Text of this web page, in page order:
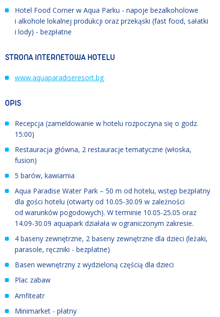
Hotel Food Corner w Aqua Parku - napoje bezalkoholowe
i alkohole lokalnej produkcji oraz przekąski (fast food, sałatki
i lody) - bezpłatne
STRONA INTERNETOWA HOTELU
www.aquaparadiseresort.bg
OPIS
Recepcja (zameldowanie w hotelu rozpoczyna się o godz.
15:00)
Restauracja główna, 2 restauracje tematyczne (włoska,
fusion)
5 barów, kawiarnia
Aqua Paradise Water Park – 50 m od hotelu, wstęp bezpłatny
dla gości hotelu (otwarty od 10.05-30.09 w zależności
od warunków pogodowych). W terminie 10.05-25.05 oraz
14.09-30.09 aquapark działała w ograniczonym zakresie.
4 baseny zewnętrzne, 2 baseny zewnętrzne dla dzieci (leżaki,
parasole, ręczniki - bezpłatne)
Basen wewnętrzny z wydzieloną częścią dla dzieci
Plac zabaw
Amfiteatr
Minimarket - płatny